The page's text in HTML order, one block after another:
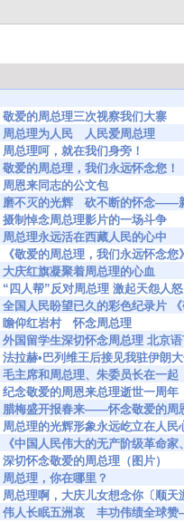
爱的周总理三次视察我们大寨
周总理为人民 人民爱周总理
总理呵，就在我们身旁！
爱的周总理，我们永远怀念您！
恩来同志的公文包
磨不灭的光辉 砍不断的怀念——
制悼念周总理影片的一场斗争
总理永远活在西藏人民的心中
《敬爱的周总理，我们永远怀念
庆红旗凝聚着周总理的心血
四人帮”反对周总理 激起天怨人怒
全国人民盼望已久的彩色纪录片
瞻仰红岩村 怀念周总理
外国留学生深切怀念周总理 北京
法拉赫•巴列维王后接见我驻伊朗
毛主席和周总理、朱委员长在一起
念敬爱的周恩来总理逝世一周年
腊梅盛开报春来——怀念敬爱的周
周总理的光辉形象永远屹立在人
《中国人民伟大的无产阶级革命
切怀念敬爱的周总理（图片）
总理，你在哪里？
周总理啊，大庆儿女想念你〔顺天
伟人长眠五洲哀 丰功伟绩全球